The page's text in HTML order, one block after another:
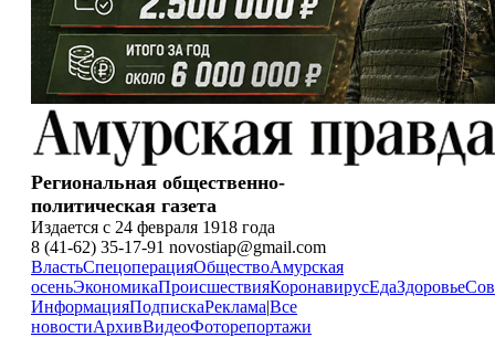
Региональная общественно-
политическая газета
Издается с 24 февраля 1918 года
8 (41-62) 35-17-91 novostiap@gmail.com
ВластьСпецоперацияОбществоАмурская
осеньЭкономикаПроисшествияКоронавирусЕдаЗдоровье
ИнформацияПодпискаРеклама|Все
новостиАрхивВидеоФоторепортажи